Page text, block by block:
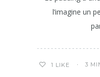
l’imagine un
1 LIKE 3